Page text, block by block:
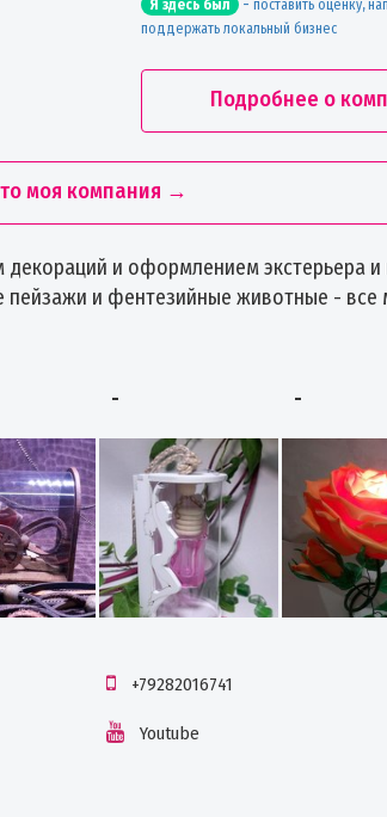
Я здесь был
поставить оценку,
поддержать локальный бизнес
Подробнее о
моя компания →
и оформлением экстерьера и
пейзажи и фентезийные животные -
- -
+79282016741
Youtube